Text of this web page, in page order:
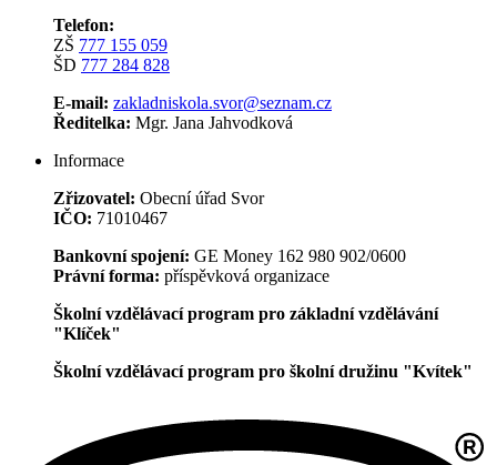
Telefon:
ZŠ 777 155 059
ŠD 777 284 828
E-mail: zakladniskola.svor@seznam.cz
Ředitelka: Mgr. Jana Jahvodková
Informace
Zřizovatel: Obecní úřad Svor
IČO: 71010467
Bankovní spojení: GE Money 162 980 902/0600
Právní forma: příspěvková organizace
Školní vzdělávací program pro základní vzdělávání
"Klíček"
Školní vzdělávací program pro školní družinu "Kvítek"